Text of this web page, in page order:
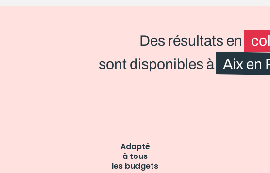
Des résultats en
sont disponibles à Aix en
Adapté
à tous
les budgets